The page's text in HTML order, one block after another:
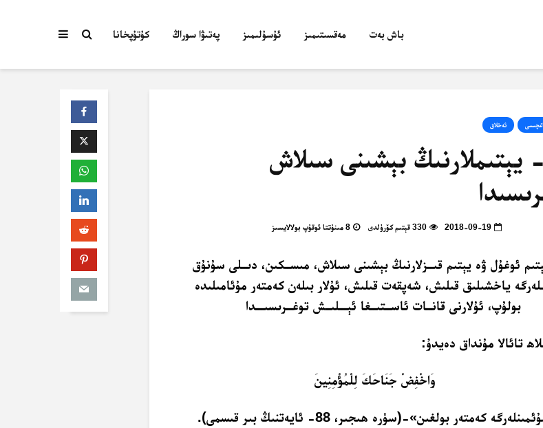
باش بەت مەقسىتىمىز ئۇسۇلىمىز پەتىۋا سوراڭ كۇتۇپخانا
ئەخلاق
32- يېتىملارنىڭ بېشىنى سىلاش
2018-09-19 330 قېتىم كۆرۈلدى 8 مىنۇتتا ئوقۇپ بولالايسىز
ئوغۇل ۋە يېتىم قىــزلارنىڭ بېشىنى سىلاش، مىســكىن، دىــلى سۇنۇق
ياخشىلىق قىلىش، شەپقەت قىلىش، ئۇلار بىلەن كەمتەر مۇئامىلىدە
بولۇپ، ئۇلارنى قانــات ئاســتىــغا ئېـــلىــش توغــرىسىـــدا
تائالا مۇنداق دەيدۇ:
وَاخْفِضْ جَنَاحَكَ لِلْمُؤْمِنِينَ
كەمتەر بولغىن»-(سۈرە ھىجىر، 88- ئايەتنىڭ بىر قىسمى).